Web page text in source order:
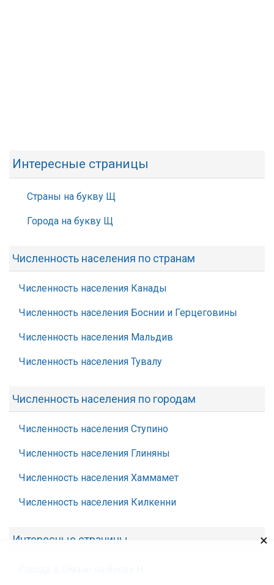
Интересные страницы
Страны на букву Щ
Города на букву Щ
Численность населения по странам
Численность населения Канады
Численность населения Боснии и Герцеговины
Численность населения Мальдив
Численность населения Тувалу
Численность населения по городам
Численность населения Ступино
Численность населения Глиняны
Численность населения Хаммамет
Численность населения Килкенни
Интересные страницы ×